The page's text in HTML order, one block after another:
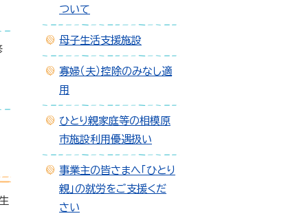
ついて
母子生活支援施設
寡婦（夫）控除のみなし適
用
ひとり親家庭等の相模原
市施設利用優遇扱い
事業主の皆さまへ「ひとり
親」の就労をご支援くだ
さい